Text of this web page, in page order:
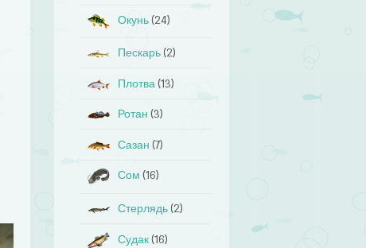
Окунь (24)
Пескарь (2)
Плотва (13)
Ротан (3)
Сазан (7)
Сом (16)
Стерлядь (2)
Судак (16)